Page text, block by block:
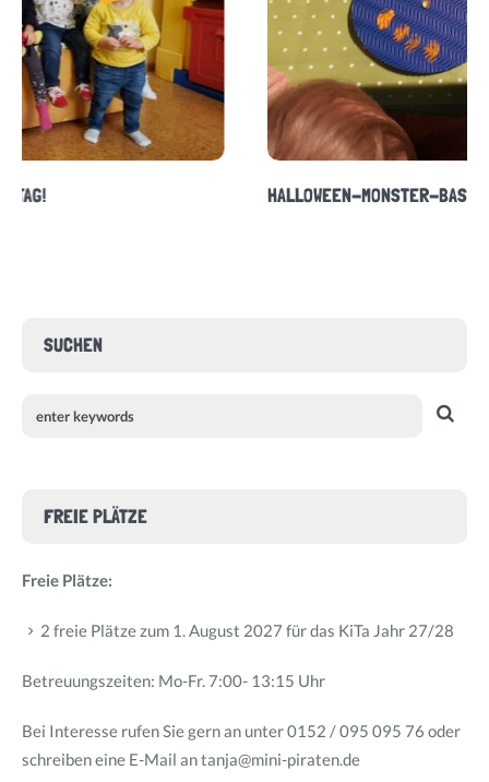
HALLOWEEN-MONSTER-BASTELAKTION
SUCHEN
FREIE PLÄTZE
Freie Plätze:
2 freie Plätze zum 1. August 2027 für das KiTa Jahr 27/28
Betreuungszeiten: Mo-Fr. 7:00- 13:15 Uhr
Bei Interesse rufen Sie gern an unter 0152 / 095 095 76 oder
schreiben eine E-Mail an tanja@mini-piraten.de